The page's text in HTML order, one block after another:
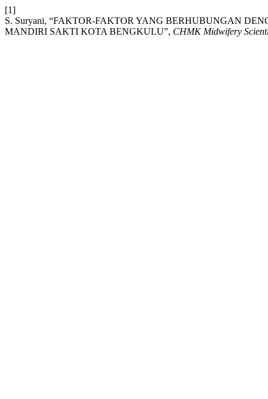
[1]
S. Suryani, “FAKTOR-FAKTOR YANG BERHUBUNGAN
MANDIRI SAKTI KOTA BENGKULU”, CHMK Midwifery